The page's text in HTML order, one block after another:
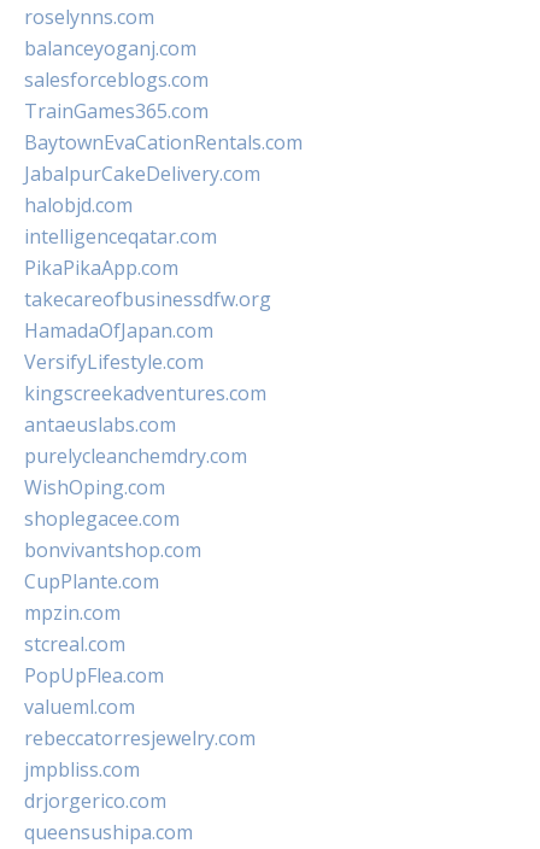
roselynns.com
balanceyoganj.com
salesforceblogs.com
TrainGames365.com
BaytownEvaCationRentals.com
JabalpurCakeDelivery.com
halobjd.com
intelligenceqatar.com
PikaPikaApp.com
takecareofbusinessdfw.org
HamadaOfJapan.com
VersifyLifestyle.com
kingscreekadventures.com
antaeuslabs.com
purelycleanchemdry.com
WishOping.com
shoplegacee.com
bonvivantshop.com
CupPlante.com
mpzin.com
stcreal.com
PopUpFlea.com
valueml.com
rebeccatorresjewelry.com
jmpbliss.com
drjorgerico.com
queensushipa.com